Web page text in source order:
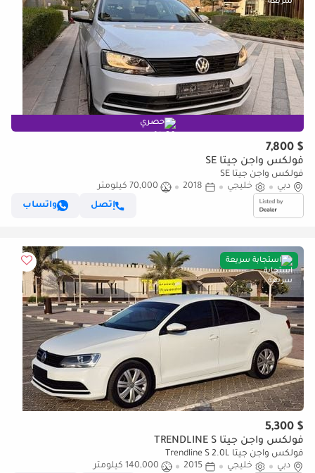
حصري
$ 7,800
فولكس واجن جيتا SE
فولكس واجن جيتا SE
دبي
خليجي 2018
70,000 كيلومتر
إتصل
واتساب
استجابة سريعة
$ 5,300
فولكس واجن جيتا TRENDLINE S
فولكس واجن جيتا Trendline S 2.0L
دبي
خليجي 2015
140,000 كيلومتر